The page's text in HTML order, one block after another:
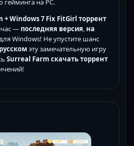
+ Windows 7 Fix FitGirl торрент
— последняя версия на
для Windows! Не упустите шанс
эту замечательную игру
Surreal Farm скачать торрент